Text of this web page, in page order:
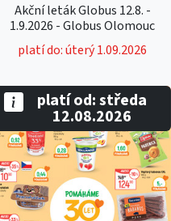
Akční leták Globus 12.8. -
1.9.2026 - Globus Olomouc
platí do: úterý 1.09.2026
platí od: středa
12.08.2026